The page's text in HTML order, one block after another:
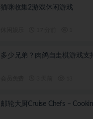
猫咪收集2游戏休闲游戏
多少兄弟？肉鸽自走棋游戏支
邮轮大厨Cruise Chefs –